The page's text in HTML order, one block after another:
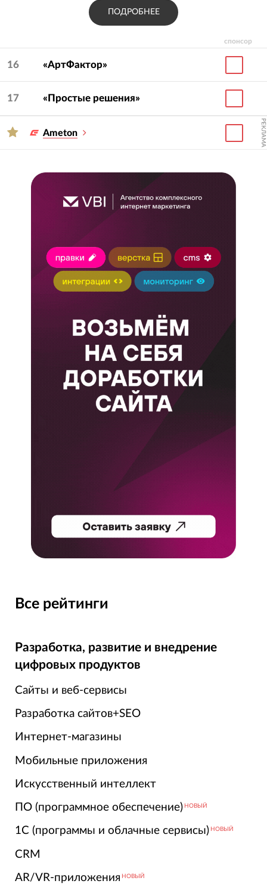
спонсор
ПОДРОБНЕЕ
16 «АртФактор»
17 «Простые решения»
Ameton РЕКЛАМА
Все рейтинги
Разработка, развитие и внедрение
цифровых продуктов
Сайты и веб-сервисы
Разработка сайтов+SEO
Интернет-магазины
Мобильные приложения
Искусственный интеллект
ПО (программное обеспечение) НОВЫЙ
1С (программы и облачные сервисы) НОВЫЙ
CRM
AR/VR-приложения НОВЫЙ